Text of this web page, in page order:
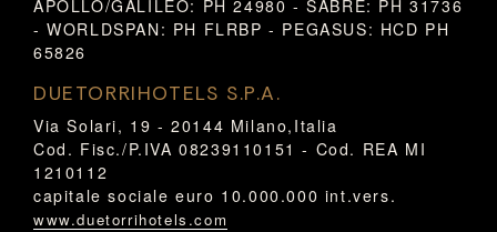
APOLLO/GALILEO: PH 24980 - SABRE: PH 31736
- WORLDSPAN: PH FLRBP - PEGASUS: HCD PH
65826
DUETORRIHOTELS S.P.A.
Via Solari, 19 - 20144 Milano,Italia
Cod. Fisc./P.IVA 08239110151 - Cod. REA MI
1210112
capitale sociale euro 10.000.000 int.vers.
www.duetorrihotels.com